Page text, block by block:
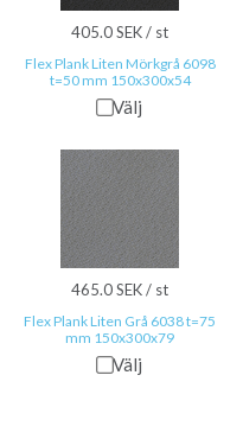
405.0 SEK / st
Flex Plank Liten Mörkgrå 6098
t=50 mm 150x300x54
Välj
465.0 SEK / st
Flex Plank Liten Grå 6038 t=75
mm 150x300x79
Välj